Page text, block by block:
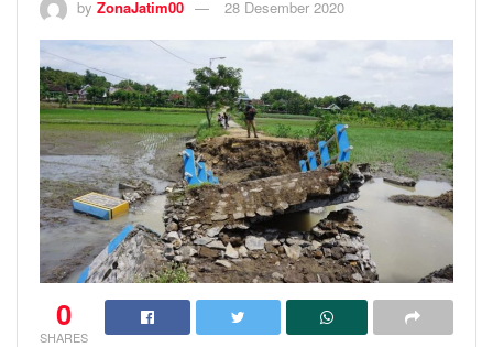
by ZonaJatim00 28 Desember 2020
0
SHARES